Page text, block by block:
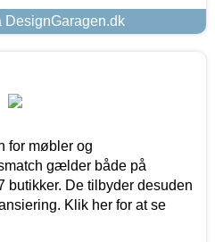
DesignGaragen.dk
for møbler og
gælder både på
butikker. De tilbyder desuden
Klik her for at se